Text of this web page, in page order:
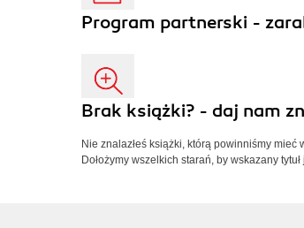
Program partnerski -
Brak książki? - daj nam
Nie znalazłeś książki, którą powinniśmy
Dołożymy wszelkich starań, by wskazany